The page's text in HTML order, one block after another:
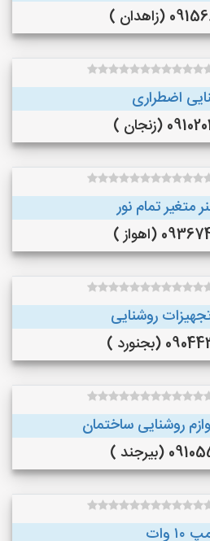
(زاهدان )
اضطراری
(زنجان )
متغیر تمام نور
(اهواز )
روشنایی
(بجنورد )
روشنایی ساختمان
(بیرجند )
وات